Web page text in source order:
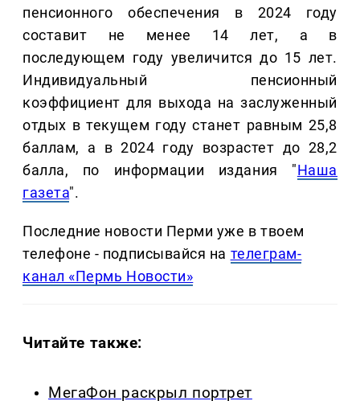
пенсионного обеспечения в 2024 году
составит не менее 14 лет, а в
последующем году увеличится до 15 лет.
Индивидуальный пенсионный
коэффициент для выхода на заслуженный
отдых в текущем году станет равным 25,8
баллам, а в 2024 году возрастет до 28,2
балла, по информации издания "Наша
газета".
Последние новости Перми уже в твоем
телефоне - подписывайся на телеграм-
канал «Пермь Новости»
Читайте также:
МегаФон раскрыл портрет